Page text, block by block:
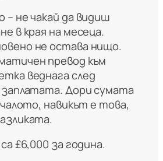
не чакай да видиш
в края на месеца.
не остава нищо.
превод към
веднага след
заплатата. Дори сумата
навикът е това,
£6,000 за година.